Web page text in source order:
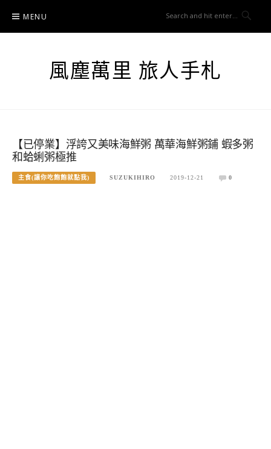
content
MENU
風塵萬里 旅人手札
【已停業】浮誇又美味海鮮粥 萬華海鮮粥鋪 蝦多粥
和蛤蜊粥極推
主食(讓你吃飽飽就點我) SUZUKIHIRO 2019-12-21 0